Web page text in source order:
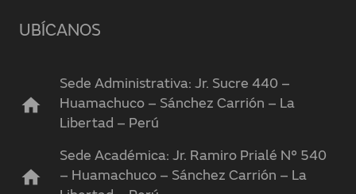
UBÍCANOS
home
Sede Administrativa: Jr. Sucre 440 –
Huamachuco – Sánchez Carrión – La
Libertad – Perú
home
Sede Académica: Jr. Ramiro Prialé N° 540
– Huamachuco – Sánchez Carrión – La